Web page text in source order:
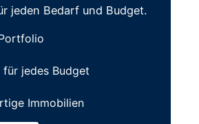
jeden Bedarf und Budget.
für jedes Budget
Immobilien